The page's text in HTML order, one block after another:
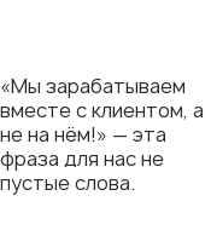
«Мы зарабатываем
вместе с клиентом, а
не на нём!» — эта
фраза для нас не
пустые слова.